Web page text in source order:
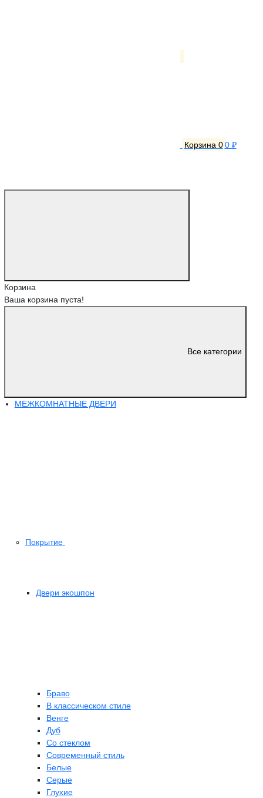
Корзина 0 0 ₽
Корзина
Ваша корзина пуста!
Все категории
МЕЖКОМНАТНЫЕ ДВЕРИ
Покрытие
Двери экошпон
Браво
В классическом стиле
Венге
Дуб
Со стеклом
Современный стиль
Белые
Серые
Глухие